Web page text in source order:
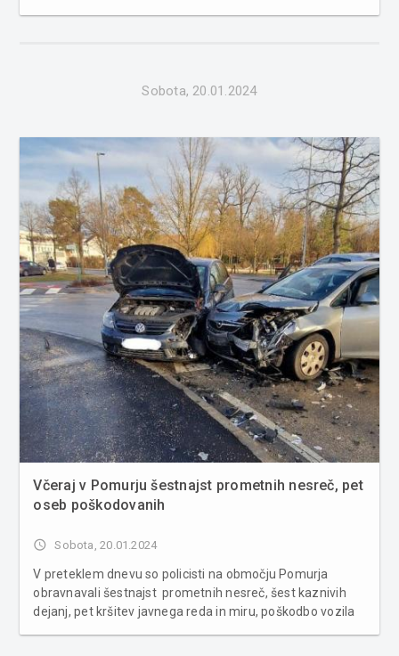
Sobota, 20.01.2024
Včeraj v Pomurju šestnajst prometnih nesreč, pet
oseb poškodovanih
access_time Sobota, 20.01.2024
V preteklem dnevu so policisti na območju Pomurja
obravnavali šestnajst prometnih nesreč, šest kaznivih
dejanj, pet kršitev javnega reda in miru, poškodbo vozila